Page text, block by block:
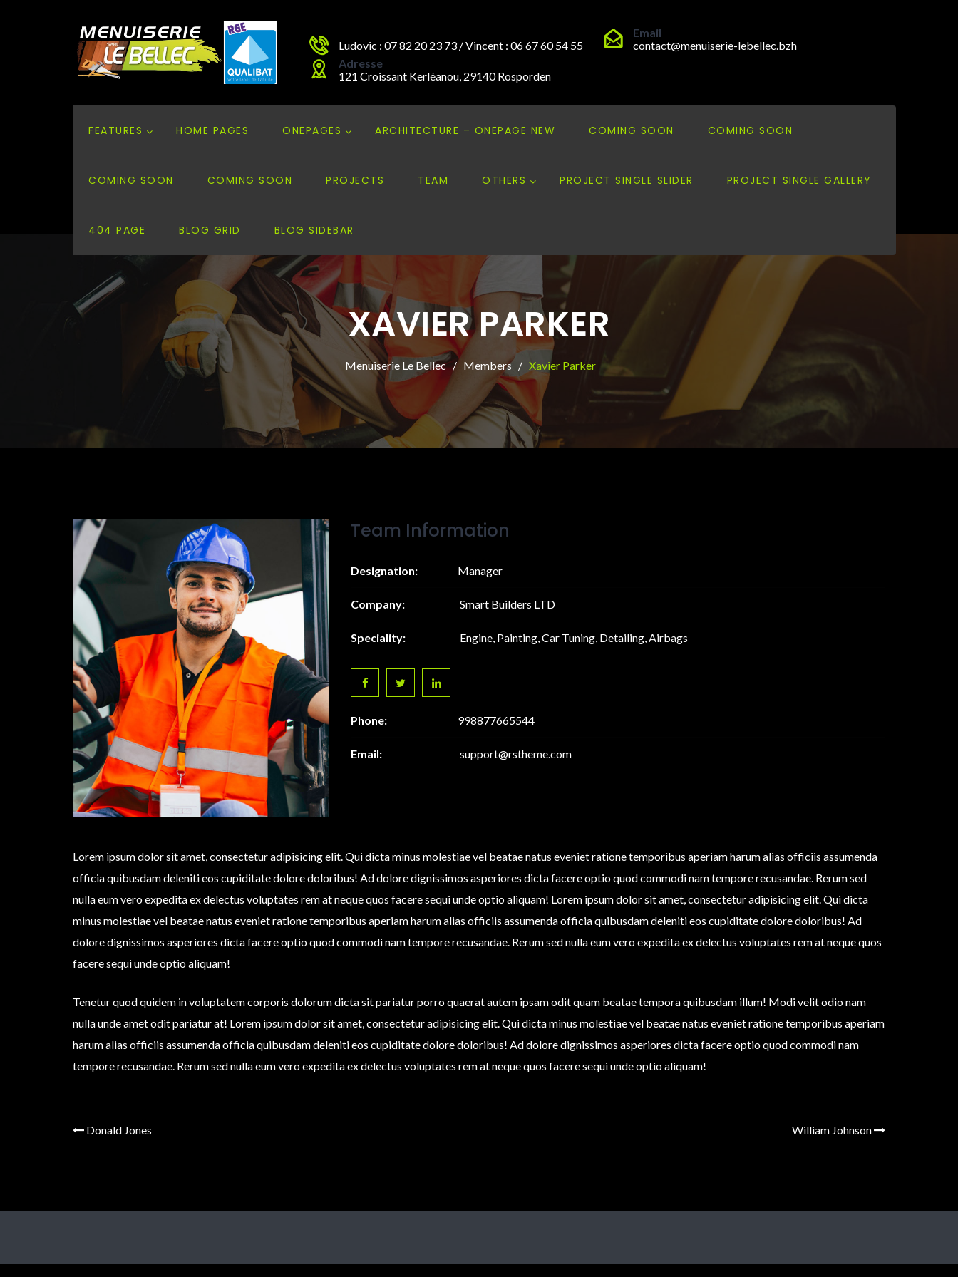
Ludovic : 07 82 20 23 73 / Vincent : 06 67 60 54 55
Email
contact@menuiserie-lebellec.bzh
Adresse
121 Croissant Kerléanou, 29140 Rosporden
FEATURES HOME PAGES ONEPAGES ARCHITECTURE – ONEPAGE NEW COMING SOON COMING SOON
COMING SOON COMING SOON PROJECTS TEAM OTHERS PROJECT SINGLE SLIDER PROJECT SINGLE GALLERY
404 PAGE BLOG GRID BLOG SIDEBAR
XAVIER PARKER
Menuiserie Le Bellec Members Xavier Parker
Team Information
Designation: Manager
Company: Smart Builders LTD
Speciality: Engine, Painting, Car Tuning, Detailing, Airbags
Phone: 998877665544
Email: support@rstheme.com
Lorem ipsum dolor sit amet, consectetur adipisicing elit. Qui dicta minus molestiae vel beatae natus eveniet ratione temporibus aperiam harum alias officiis assumenda
officia quibusdam deleniti eos cupiditate dolore doloribus! Ad dolore dignissimos asperiores dicta facere optio quod commodi nam tempore recusandae. Rerum sed
nulla eum vero expedita ex delectus voluptates rem at neque quos facere sequi unde optio aliquam! Lorem ipsum dolor sit amet, consectetur adipisicing elit. Qui dicta
minus molestiae vel beatae natus eveniet ratione temporibus aperiam harum alias officiis assumenda officia quibusdam deleniti eos cupiditate dolore doloribus! Ad
dolore dignissimos asperiores dicta facere optio quod commodi nam tempore recusandae. Rerum sed nulla eum vero expedita ex delectus voluptates rem at neque quos
facere sequi unde optio aliquam!
Tenetur quod quidem in voluptatem corporis dolorum dicta sit pariatur porro quaerat autem ipsam odit quam beatae tempora quibusdam illum! Modi velit odio nam
nulla unde amet odit pariatur at! Lorem ipsum dolor sit amet, consectetur adipisicing elit. Qui dicta minus molestiae vel beatae natus eveniet ratione temporibus aperiam
harum alias officiis assumenda officia quibusdam deleniti eos cupiditate dolore doloribus! Ad dolore dignissimos asperiores dicta facere optio quod commodi nam
tempore recusandae. Rerum sed nulla eum vero expedita ex delectus voluptates rem at neque quos facere sequi unde optio aliquam!
Donald Jones William Johnson